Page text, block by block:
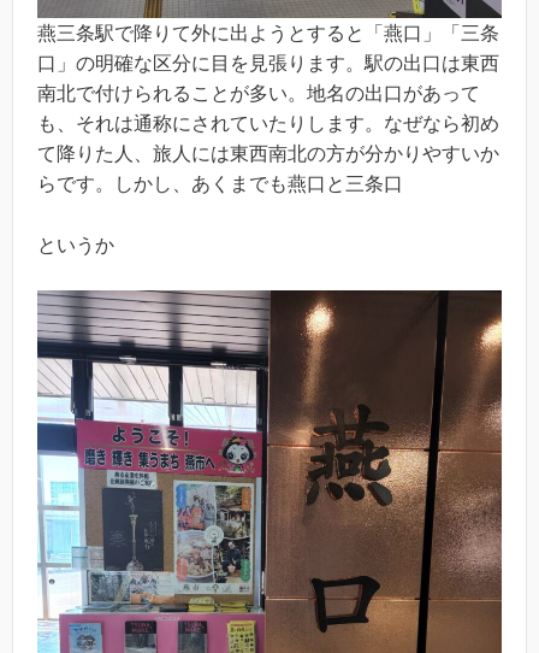
燕三条駅で降りて外に出ようとすると「燕口」「三条
口」の明確な区分に目を見張ります。駅の出口は東西
南北で付けられることが多い。地名の出口があって
も、それは通称にされていたりします。なぜなら初め
て降りた人、旅人には東西南北の方が分かりやすいか
らです。しかし、あくまでも燕口と三条口
というか